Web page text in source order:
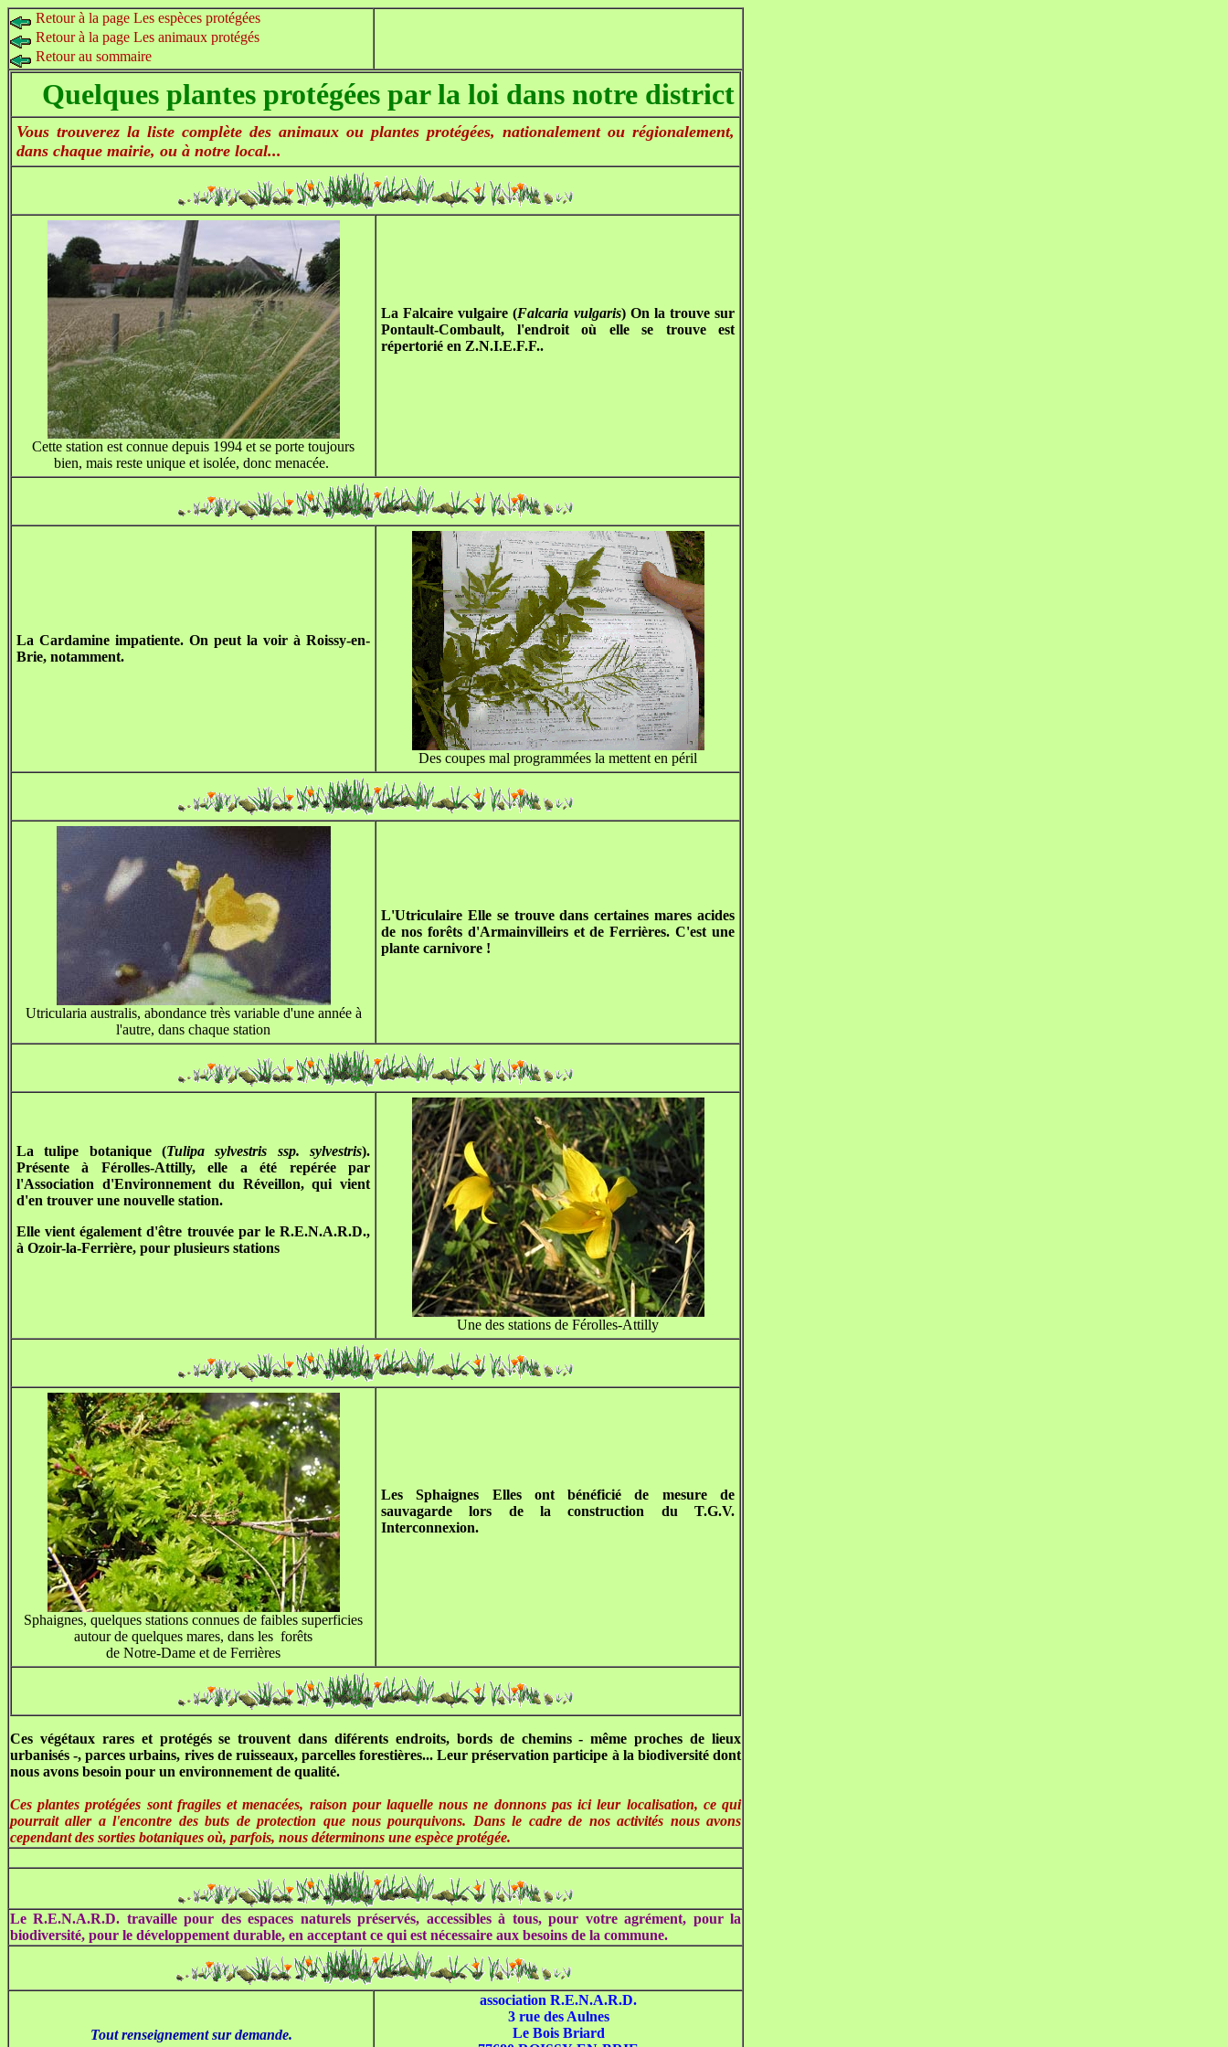
Retour à la page Les espèces protégées
Retour à la page Les animaux protégés
Retour au sommaire
Quelques plantes protégées par la loi dans notre district
Vous trouverez la liste complète des animaux ou plantes protégées, nationalement ou régionalement,
dans chaque mairie, ou à notre local...
Cette station est connue depuis 1994 et se porte toujours
bien, mais reste unique et isolée, donc menacée.
La Falcaire vulgaire (Falcaria vulgaris) On la trouve sur
Pontault-Combault, l'endroit où elle se trouve est
répertorié en Z.N.I.E.F.F..
La Cardamine impatiente. On peut la voir à Roissy-en-
Brie, notamment.
Des coupes mal programmées la mettent en péril
Utricularia australis, abondance très variable d'une année à
l'autre, dans chaque station
L'Utriculaire Elle se trouve dans certaines mares acides
de nos forêts d'Armainvilleirs et de Ferrières. C'est une
plante carnivore !
La tulipe botanique (Tulipa sylvestris ssp. sylvestris).
Présente à Férolles-Attilly, elle a été repérée par
l'Association d'Environnement du Réveillon, qui vient
d'en trouver une nouvelle station.
Elle vient également d'être trouvée par le R.E.N.A.R.D.,
à Ozoir-la-Ferrière, pour plusieurs stations
Une des stations de Férolles-Attilly
Sphaignes, quelques stations connues de faibles superficies
autour de quelques mares, dans les forêts
de Notre-Dame et de Ferrières
Les Sphaignes Elles ont bénéficié de mesure de
sauvagarde lors de la construction du T.G.V.
Interconnexion.
Ces végétaux rares et protégés se trouvent dans diférents endroits, bords de chemins - même proches de lieux
urbanisés -, parces urbains, rives de ruisseaux, parcelles forestières... Leur préservation participe à la biodiversité dont
nous avons besoin pour un environnement de qualité.
Ces plantes protégées sont fragiles et menacées, raison pour laquelle nous ne donnons pas ici leur localisation, ce qui
pourrait aller a l'encontre des buts de protection que nous pourquivons. Dans le cadre de nos activités nous avons
cependant des sorties botaniques où, parfois, nous déterminons une espèce protégée.
Le R.E.N.A.R.D. travaille pour des espaces naturels préservés, accessibles à tous, pour votre agrément, pour la
biodiversité, pour le développement durable, en acceptant ce qui est nécessaire aux besoins de la commune.
Tout renseignement sur demande.
association R.E.N.A.R.D.
3 rue des Aulnes
Le Bois Briard